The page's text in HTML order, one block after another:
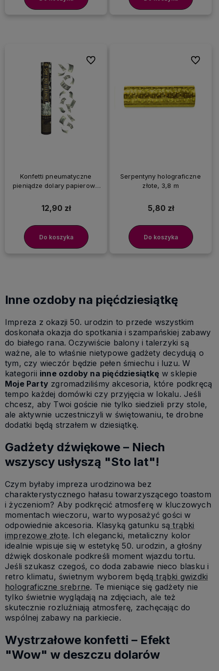
Konfetti pneumatyczne
pieniądze dolary papierowe
12,90 zł
Do koszyka
Do ulubionych
Serpentyny holograficzne
złote, 3,8 m
5,80 zł
Do koszyka
Do
Inne ozdoby na pięćdziesiątkę
Impreza z okazji 50. urodzin to przede wszystkim
doskonała okazja do spotkania i szampańskiej zabawy
do białego rana. Oczywiście balony i talerzyki są
ważne, ale to właśnie nietypowe gadżety decydują o
tym, czy wieczór będzie pełen śmiechu i luzu. W
kategorii inne ozdoby na pięćdziesiątkę w sklepie
Moje Party zgromadziliśmy akcesoria, które podkręcą
tempo każdej domówki czy przyjęcia w lokalu. Jeśli
chcesz, aby Twoi goście nie tylko siedzieli przy stole,
ale aktywnie uczestniczyli w świętowaniu, te drobne
dodatki będą strzałem w dziesiątkę.
Gadżety dźwiękowe – Niech
wszyscy usłyszą "Sto lat"!
Czym byłaby impreza urodzinowa bez
charakterystycznego hałasu towarzyszącego toastom
i życzeniom? Aby podkręcić atmosferę w kluczowych
momentach wieczoru, warto wyposażyć gości w
odpowiednie akcesoria. Klasyką gatunku są trąbki
imprezowe złote. Ich elegancki, metaliczny kolor
idealnie wpisuje się w estetykę 50. urodzin, a głośny
dźwięk doskonale podkreśli moment wjazdu tortu.
Jeśli szukasz czegoś, co doda zabawie nieco blasku i
retro klimatu, świetnym wyborem będą trąbki gwizdki
holograficzne srebrne. Te mieniące się gadżety nie
tylko świetnie wyglądają na zdjęciach, ale też
skutecznie rozluźniają atmosferę, zachęcając do
wspólnej zabawy na parkiecie.
Wystrzałowe konfetti – Efekt
"Wow" w deszczu dolarów